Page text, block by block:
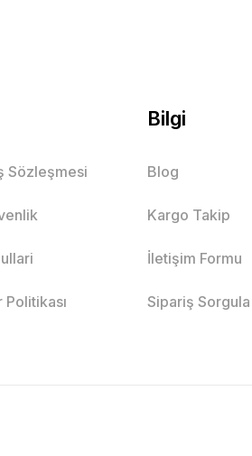
Sözleşmesi
Bilgi
Blog
Kargo Takip
İletişim Formu
Sipariş Sorgula